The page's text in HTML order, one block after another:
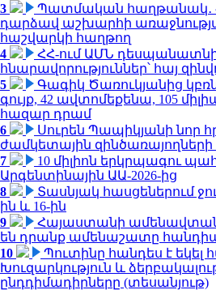
3
Պատմական հաղթանակ․
դարձավ աշխարհի
հաշվարկի հաղթող
4
ՀՀ-ում ԱՄՆ դեսպանատնից
հնարավորություններ՝ հայ
5
Գագիկ Ծառուկյանից
գույք, 42 ավտոմեքենա, 105
հազար դրամ
6
Սուրեն Պապիկյանի նոր
ժամկետային զինծառայողների
7
10 միլիոն երկրպագու
Արգենտինային ԱԱ-2026-ից
8
Տասնյակ հասցեներում ջուր
ին և 16-ին
9
Հայաստանի
են դրանք ամենաշատը
10
Պուտինը հանդես է եկել
Խուզարկություն և
ընդդիմադիրները (տեսանյութ)